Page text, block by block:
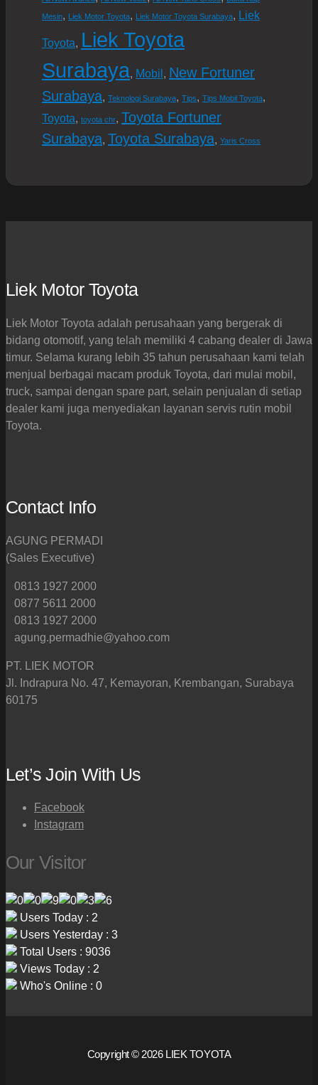
Mesin, Liek Motor Toyota, Liek Motor Toyota Surabaya, Liek
Toyota, Liek Toyota
Surabaya, Mobil, New Fortuner
Surabaya, Teknologi Surabaya, Tips, Tips Mobil Toyota,
Toyota, toyota chr, Toyota Fortuner
Surabaya, Toyota Surabaya, Yaris Cross
Liek Motor Toyota
Liek Motor Toyota adalah perusahaan yang bergerak di
bidang otomotif, yang telah memiliki 4 cabang dealer di Jawa
timur. Selama kurang lebih 35 tahun perusahaan kami telah
menjual berbagai macam produk Toyota, dari mulai mobil,
truck, sampai dengan spare part, selain penjualan di setiap
dealer kami juga menyediakan layanan servis rutin mobil
Toyota.
Contact Info
AGUNG PERMADI
(Sales Executive)
0813 1927 2000
0877 5611 2000
0813 1927 2000
agung.permadhie@yahoo.com
PT. LIEK MOTOR
Jl. Indrapura No. 47, Kemayoran, Krembangan, Surabaya
60175
Let’s Join With Us
Facebook
Instagram
Our Visitor
Users Today : 2
Users Yesterday : 3
Total Users : 9036
Views Today : 2
Who's Online : 0
Copyright © 2026 LIEK TOYOTA